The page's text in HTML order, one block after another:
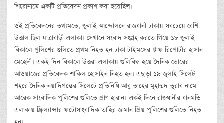
শিরোনামে একটি প্রতিবেদন প্রকাশ করা হয়েছিল।
ওই প্রতিবেদনের তথ্যমতে, জুলাই আন্দোলনে রাজধানী ঢাকায় সবচেয়ে বেশি
উত্তাল ছিল যাত্রাবাড়ী এলাকা। সেখানে সংবাদ সংগ্রহ করতে গিয়ে ১৮ জুলাই
বিকালে পুলিশের গুলিতে প্রথম নিহত হন ঢাকা টাইমসের স্টাফ রিপোর্টার হাসান
মেহেদী। একই দিন বিকালে উত্তরা এলাকায় গুলিবিদ্ধ হয়ে দৈনিক ভোরের
আওয়াজের প্রতিবেদক শাকিল হোসাইন নিহত হন। এছাড়া ১৯ জুলাই সিলেট
শহরে দৈনিক নয়াদিগন্তের সিলেটে প্রতিনিধি আবু তাহের মুহাম্মদ তুরাব নামে
আরেক সাংবাদিক পুলিশের গুলিতে প্রাণ হারান। একই দিনে রাজধানীর ধানমন্ডি
এলাকায় ফ্রিল্যান্সার ফটোসাংবাদিক তাহির জামান প্রিয় পুলিশের গুলিতে নিহত